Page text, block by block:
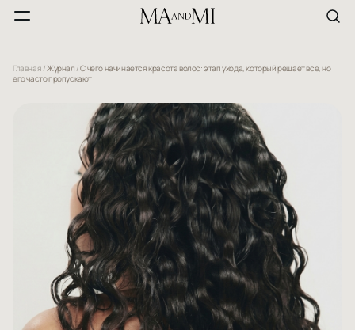
Главная /Журнал /С чего начинается красота волос: этап ухода, который решает все, но
его часто пропускают